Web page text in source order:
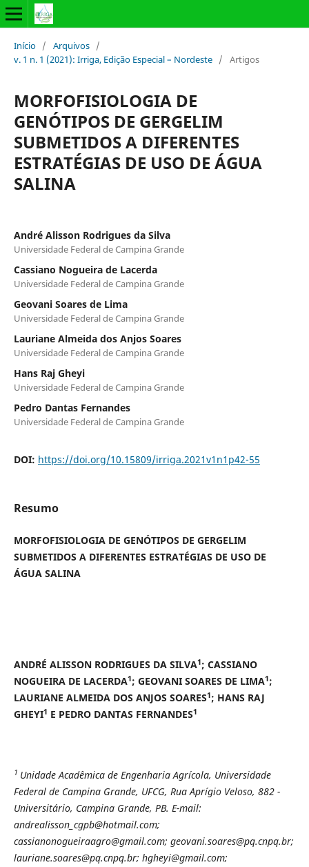
Início / Arquivos /
v. 1 n. 1 (2021): Irriga, Edição Especial – Nordeste / Artigos
MORFOFISIOLOGIA DE
GENÓTIPOS DE GERGELIM
SUBMETIDOS A DIFERENTES
ESTRATÉGIAS DE USO DE ÁGUA
SALINA
André Alisson Rodrigues da Silva
Universidade Federal de Campina Grande
Cassiano Nogueira de Lacerda
Universidade Federal de Campina Grande
Geovani Soares de Lima
Universidade Federal de Campina Grande
Lauriane Almeida dos Anjos Soares
Universidade Federal de Campina Grande
Hans Raj Gheyi
Universidade Federal de Campina Grande
Pedro Dantas Fernandes
Universidade Federal de Campina Grande
DOI: https://doi.org/10.15809/irriga.2021v1n1p42-55
Resumo
MORFOFISIOLOGIA DE GENÓTIPOS DE GERGELIM
SUBMETIDOS A DIFERENTES ESTRATÉGIAS DE USO DE
ÁGUA SALINA
ANDRÉ ALISSON RODRIGUES DA SILVA1; CASSIANO
NOGUEIRA DE LACERDA1; GEOVANI SOARES DE LIMA1;
LAURIANE ALMEIDA DOS ANJOS SOARES1; HANS RAJ
GHEYI1 E PEDRO DANTAS FERNANDES1
1 Unidade Acadêmica de Engenharia Agrícola, Universidade
Federal de Campina Grande, UFCG, Rua Aprígio Veloso, 882 -
Universitário, Campina Grande, PB. E-mail:
andrealisson_cgpb@hotmail.com;
cassianonogueiraagro@gmail.com; geovani.soares@pq.cnpq.br;
lauriane.soares@pq.cnpq.br; hgheyi@gmail.com;